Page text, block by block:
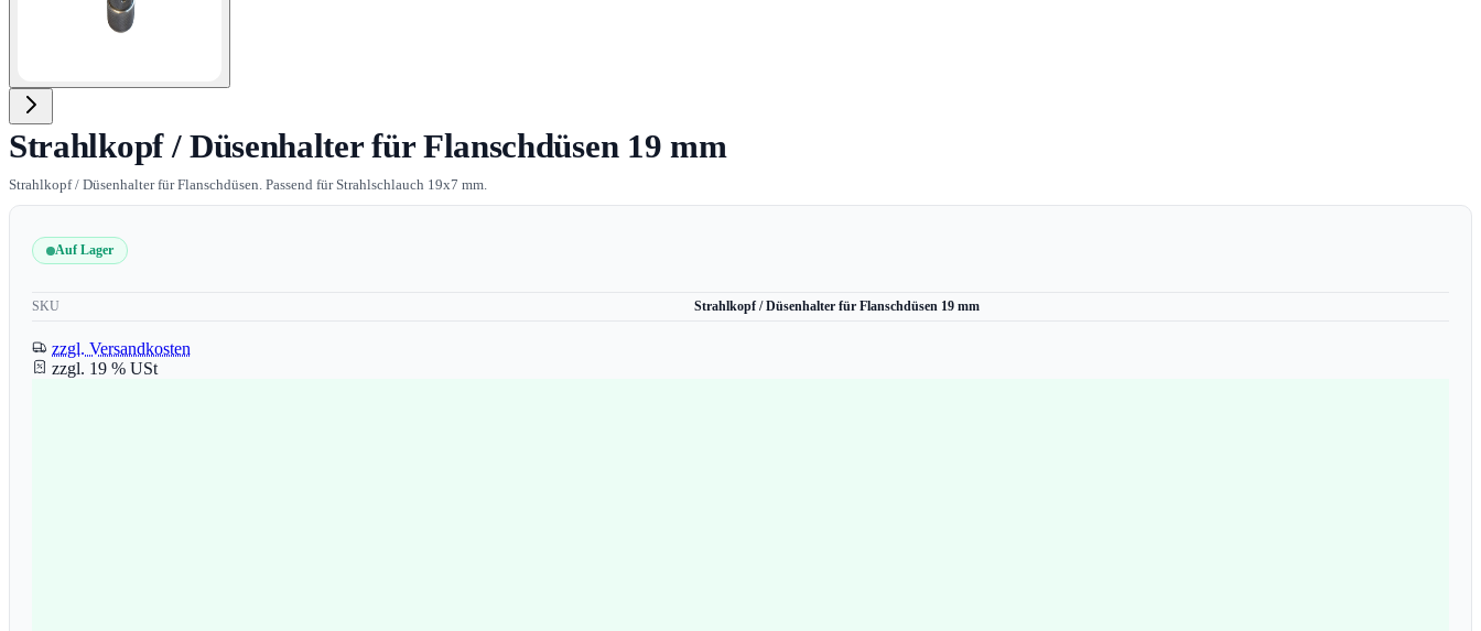
Strahlkopf / Düsenhalter für Flanschdüsen 19 mm
Strahlkopf / Düsenhalter für Flanschdüsen. Passend für Strahlschlauch 19x7 mm.
Auf Lager
SKU Strahlkopf / Düsenhalter für Flanschdüsen 19 mm
zzgl. Versandkosten
zzgl. 19 % USt